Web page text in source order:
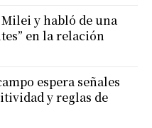
y habló de una
en la relación
espera señales
y reglas de